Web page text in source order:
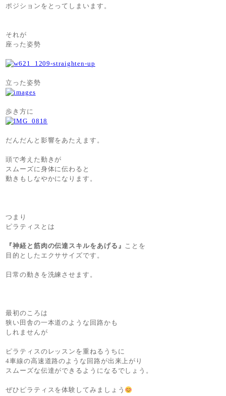
ポジションをとってしまいます。
それが
座った姿勢
立った姿勢
歩き方に
だんだんと影響をあたえます。
頭で考えた動きが
スムーズに身体に伝わると
動きもしなやかになります。
つまり
ピラティスとは
『神経と筋肉の伝達スキルをあげる』 ことを
目的としたエクササイズです。
日常の動きを洗練させます。
最初のころは
狭い田舎の一本道のような回路かも
しれませんが
ピラティスのレッスンを重ねるうちに
4車線の高速道路のような回路が出来上がり
スムーズな伝達ができるようになるでしょう。
ぜひピラティスを体験してみましょう